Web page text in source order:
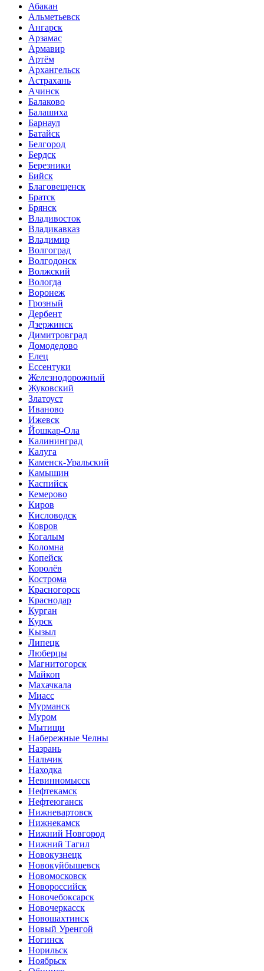
Абакан
Альметьевск
Ангарск
Арзамас
Армавир
Артём
Архангельск
Астрахань
Ачинск
Балаково
Балашиха
Барнаул
Батайск
Белгород
Бердск
Березники
Бийск
Благовещенск
Братск
Брянск
Владивосток
Владикавказ
Владимир
Волгоград
Волгодонск
Волжский
Вологда
Воронеж
Грозный
Дербент
Дзержинск
Димитровград
Домодедово
Елец
Ессентуки
Железнодорожный
Жуковский
Златоуст
Иваново
Ижевск
Йошкар-Ола
Калининград
Калуга
Каменск-Уральский
Камышин
Каспийск
Кемерово
Киров
Кисловодск
Ковров
Когалым
Коломна
Копейск
Королёв
Кострома
Красногорск
Краснодар
Курган
Курск
Кызыл
Липецк
Люберцы
Магнитогорск
Майкоп
Махачкала
Миасс
Мурманск
Муром
Мытищи
Набережные Челны
Назрань
Нальчик
Находка
Невинномысск
Нефтекамск
Нефтеюганск
Нижневартовск
Нижнекамск
Нижний Новгород
Нижний Тагил
Новокузнецк
Новокуйбышевск
Новомосковск
Новороссийск
Новочебоксарск
Новочеркасск
Новошахтинск
Новый Уренгой
Ногинск
Норильск
Ноябрьск